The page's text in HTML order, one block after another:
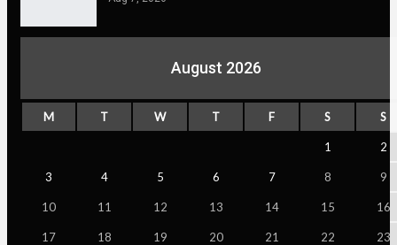
August 2026
M T W T F S S
1 2
3 4 5 6 7 8 9
10 11 12 13 14 15 16
17 18 19 20 21 22 23